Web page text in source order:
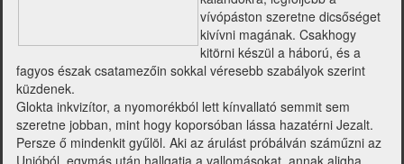
vívópáston szeretne dicsőséget
kivívni magának. Csakhogy
kitörni készül a háború, és a
fagyos észak csatamezőin sokkal véresebb szabályok szerint
küzdenek.
Glokta inkvizítor, a nyomorékból lett kínvallató semmit sem
szeretne jobban, mint hogy koporsóban lássa hazatérni Jezalt.
Persze ő mindenkit gyűlöl. Aki az árulást próbálván száműzni az
Unióból, egymás után hallgatja a vallomásokat, annak aligha